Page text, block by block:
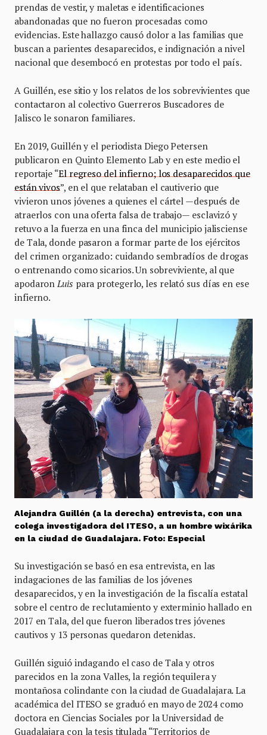
prendas de vestir, y maletas e identificaciones
abandonadas que no fueron procesadas como
evidencias. Este hallazgo causó dolor a las familias que
buscan a parientes desaparecidos, e indignación a nivel
nacional que desembocó en protestas por todo el país.
A Guillén, ese sitio y los relatos de los sobrevivientes que
contactaron al colectivo Guerreros Buscadores de
Jalisco le sonaron familiares.
En 2019, Guillén y el periodista Diego Petersen
publicaron en Quinto Elemento Lab y en este medio el
reportaje “El regreso del infierno; los desaparecidos que
están vivos”, en el que relataban el cautiverio que
vivieron unos jóvenes a quienes el cártel —después de
atraerlos con una oferta falsa de trabajo— esclavizó y
retuvo a la fuerza en una finca del municipio jalisciense
de Tala, donde pasaron a formar parte de los ejércitos
del crimen organizado: cuidando sembradíos de drogas
o entrenando como sicarios. Un sobreviviente, al que
apodaron Luis para protegerlo, les relató sus días en ese
infierno.
Alejandra Guillén (a la derecha) entrevista, con una
colega investigadora del ITESO, a un hombre wixárika
en la ciudad de Guadalajara. Foto: Especial
Su investigación se basó en esa entrevista, en las
indagaciones de las familias de los jóvenes
desaparecidos, y en la investigación de la fiscalía estatal
sobre el centro de reclutamiento y exterminio hallado en
2017 en Tala, del que fueron liberados tres jóvenes
cautivos y 13 personas quedaron detenidas.
Guillén siguió indagando el caso de Tala y otros
parecidos en la zona Valles, la región tequilera y
montañosa colindante con la ciudad de Guadalajara. La
académica del ITESO se graduó en mayo de 2024 como
doctora en Ciencias Sociales por la Universidad de
Guadalajara con la tesis titulada “Territorios de